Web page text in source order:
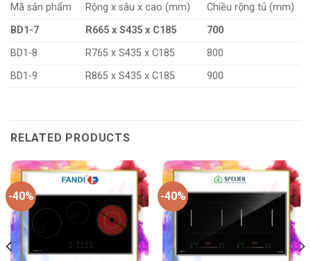
Mã sản phẩm Rộng x sâu x cao (mm)
Chiều rộng tủ (mm)
BD1-7
R665 x S435 x C185
700
BD1-8
R765 x S435 x C185
800
BD1-9
R865 x S435 x C185 900
RELATED PRODUCTS
-40% -40%